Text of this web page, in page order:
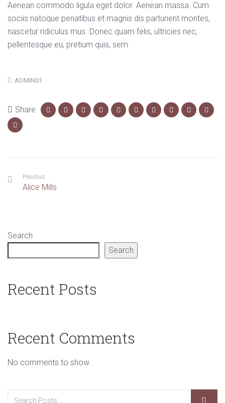
Aenean commodo ligula eget dolor. Aenean massa. Cum
sociis natoque penatibus et magnis dis parturient montes,
nascetur ridiculus mus. Donec quam felis, ultricies nec,
pellentesque eu, pretium quis, sem.
ADMIN01
Share
Previous
Alice Mills
Search
Search
Recent Posts
Recent Comments
No comments to show.